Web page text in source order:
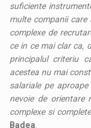
suficiente
multe companii care
complexe de
ce in ce mai clar ca,
principalul criteriu
acestea nu mai
salariale pe
nevoie de orientare
complexe si
Badea